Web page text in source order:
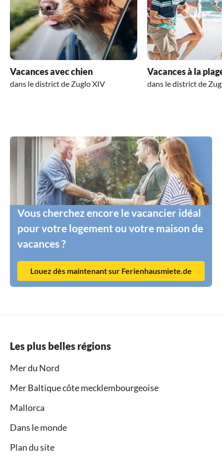
Vacances avec chien
dans le district de Zuglo XIV
Vacances à la
dans le district de
Vous cherchez encore le vacancier idéal
pour votre logement ou votre maison de
vacances ?
Louez dès maintenant sur Ferienhausmiete.de
Les plus belles régions
Mer du Nord
Mer Baltique côte mecklembourgeoise
Mallorca
Dans le monde
Plan du site